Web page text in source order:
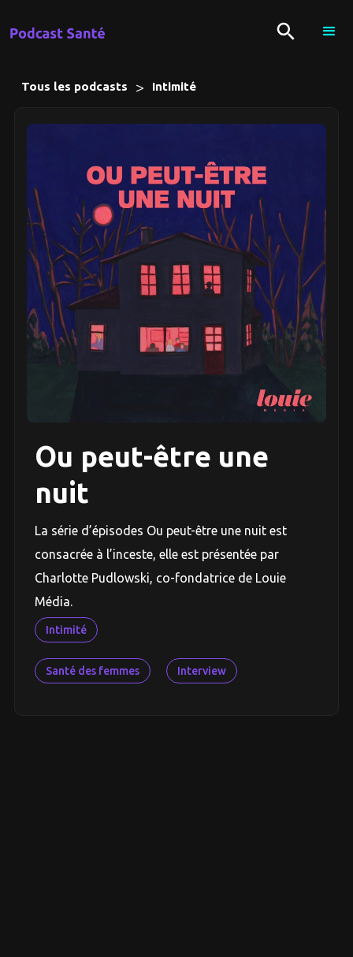
Tous les podcasts > Intimité
Ou peut-être une
nuit
La série d’épisodes Ou peut-être une nuit est
consacrée à l’inceste, elle est présentée par
Charlotte Pudlowski, co-fondatrice de Louie
Média.
Intimité
Santé des femmes Interview